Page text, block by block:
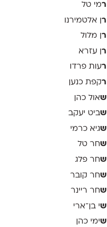
רמי טל
רן אלטמירנו
ר ן מלול
ר ן עזרא
רעות פרדו
רקפת כנען
שאול כהן
שביט יעקב
שגיא כרמי
שחר טל
שחר פלג
שחר קובר
שחר ריינר
שי בן־ארי
שימי כהן